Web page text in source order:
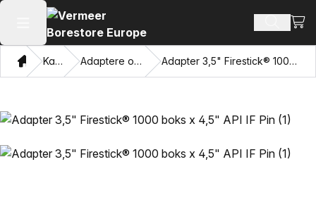
Åpne hovedmenyen SøkVis
HjemKatalog Adaptere og trekkøyne Adapter 3,5" Firestick® 1000 boks x 4,5" API IF Pin